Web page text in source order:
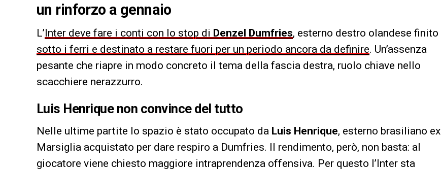
un rinforzo a gennaio
L’Inter deve fare i conti con lo stop di Denzel Dumfries, esterno destro olandese finito
sotto i ferri e destinato a restare fuori per un periodo ancora da definire. Un’assenza
pesante che riapre in modo concreto il tema della fascia destra, ruolo chiave nello
scacchiere nerazzurro.
Luis Henrique non convince del tutto
Nelle ultime partite lo spazio è stato occupato da Luis Henrique, esterno brasiliano ex
Marsiglia acquistato per dare respiro a Dumfries. Il rendimento, però, non basta: al
giocatore viene chiesto maggiore intraprendenza offensiva. Per questo l’Inter sta